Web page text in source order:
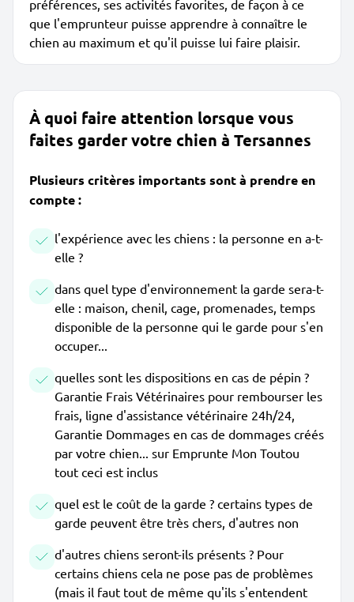
préférences, ses activités favorites, de façon à ce
que l'emprunteur puisse apprendre à connaître le
chien au maximum et qu'il puisse lui faire plaisir.
À quoi faire attention lorsque vous
faites garder votre chien à Tersannes
Plusieurs critères importants sont à prendre en
compte :
l'expérience avec les chiens : la personne en a-t-
elle ?
dans quel type d'environnement la garde sera-t-
elle : maison, chenil, cage, promenades, temps
disponible de la personne qui le garde pour s'en
occuper...
quelles sont les dispositions en cas de pépin ?
Garantie Frais Vétérinaires pour rembourser les
frais, ligne d'assistance vétérinaire 24h/24,
Garantie Dommages en cas de dommages créés
par votre chien... sur Emprunte Mon Toutou
tout ceci est inclus
quel est le coût de la garde ? certains types de
garde peuvent être très chers, d'autres non
d'autres chiens seront-ils présents ? Pour
certains chiens cela ne pose pas de problèmes
(mais il faut tout de même qu'ils s'entendent